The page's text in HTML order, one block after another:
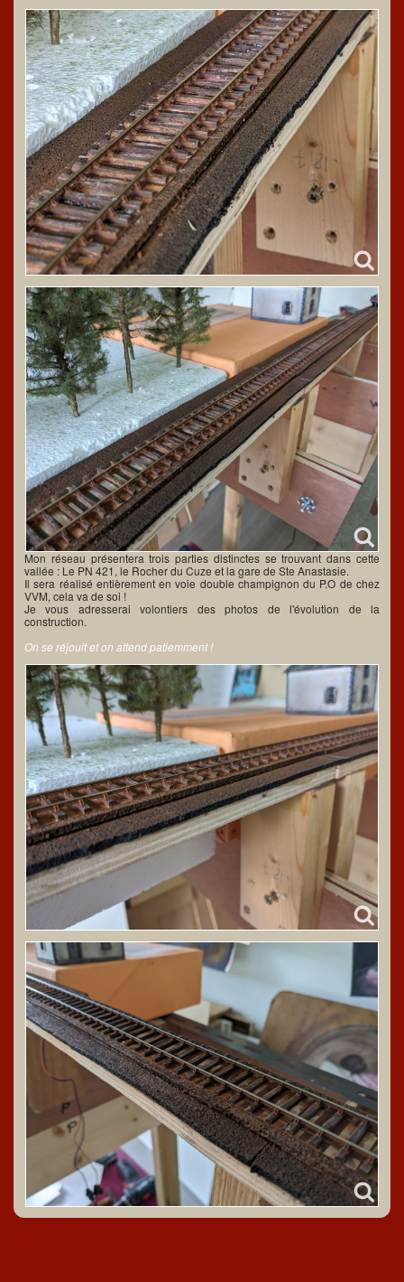
Mon réseau présentera trois parties distinctes se trouvant dans cette
vallée : Le PN 421, le Rocher du Cuze et la gare de Ste Anastasie.
Il sera réalisé entièrement en voie double champignon du P.O de chez
VVM, cela va de soi !
Je vous adresserai volontiers des photos de l'évolution de la
construction.
On se réjouit et on attend patiemment !